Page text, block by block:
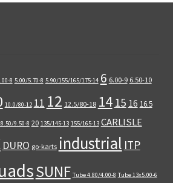
8 5.00/5.70-8 5.90/155/165/175-14 6 6.00-9 6.50-10
10.0/80-12 11 12 12.5/80-18 14 15 16 16.5
9.50-8 20 135/145-13 155/165-13 CARLISLE
DURO go-karts industrial ITP
SUNF Tube 4.80/4.00-8 Tube 13x5.00-6